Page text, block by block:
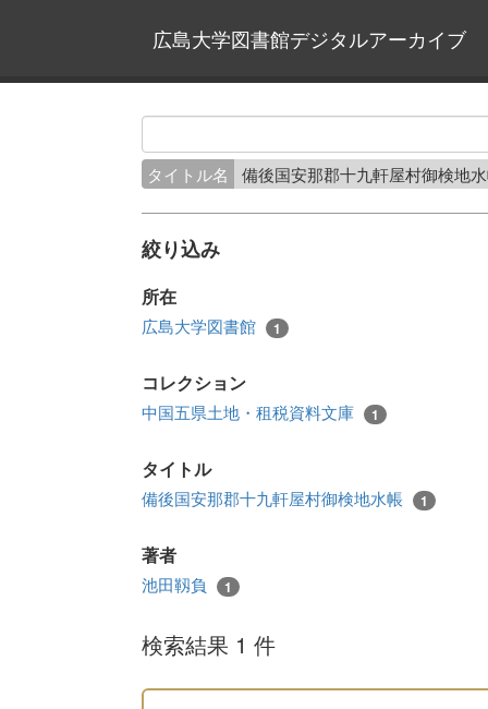
広島大学図書館デジタルアーカイブ
タイトル名 備後国安那郡十九軒屋村御検地
絞り込み
所在
広島大学図書館 1
コレクション
中国五県土地・租税資料文庫 1
タイトル
備後国安那郡十九軒屋村御検地水帳 1
著者
池田靱負 1
検索結果 1 件